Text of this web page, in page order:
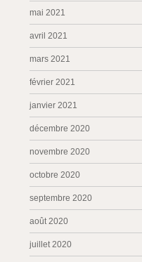
mai 2021
avril 2021
mars 2021
février 2021
janvier 2021
décembre 2020
novembre 2020
octobre 2020
septembre 2020
août 2020
juillet 2020